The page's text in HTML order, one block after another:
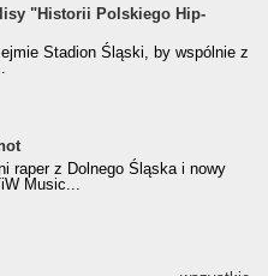
Polskiego Hip-
"Historii Polskiego Hip-
Stadion Śląski, by wspólnie z
raper z Dolnego Śląska i nowy
Music...